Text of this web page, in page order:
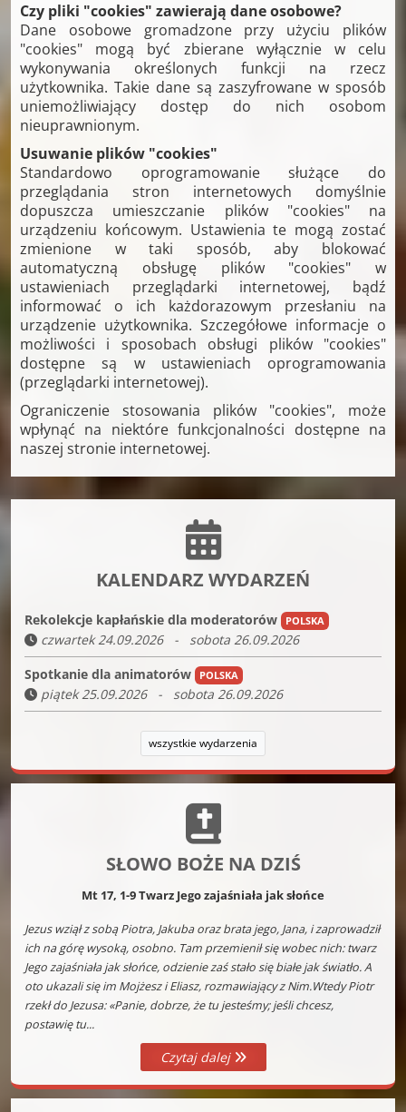
KALENDARZ WYDARZEŃ
Rekolekcje kapłańskie dla moderatorów POLSKA
czwartek 24.09.2026 - sobota 26.09.2026
Spotkanie dla animatorów
POLSKA
piątek 25.09.2026 - sobota 26.09.2026
wszystkie wydarzenia
SŁOWO BOŻE NA DZIŚ
Mt 17, 1-9 Twarz Jego zajaśniała jak słońce
Jezus wziął z sobą Piotra, Jakuba oraz brata jego, Jana, i zaprowadził
ich na górę wysoką, osobno. Tam przemienił się wobec nich: twarz
Jego zajaśniała jak słońce, odzienie zaś stało się białe jak światło. A
oto ukazali się im Mojżesz i Eliasz, rozmawiający z Nim.Wtedy Piotr
rzekł do Jezusa: «Panie, dobrze, że tu jesteśmy; jeśli chcesz,
postawię tu...
Czytaj dalej
Czy pliki "cookies" zawierają dane osobowe?
Dane osobowe gromadzone przy użyciu plików
"cookies" mogą być zbierane wyłącznie w celu
wykonywania określonych funkcji na rzecz
użytkownika. Takie dane są zaszyfrowane w sposób
uniemożliwiający dostęp do nich osobom
nieuprawnionym.
Usuwanie plików "cookies"
Standardowo oprogramowanie służące do
przeglądania stron internetowych domyślnie
dopuszcza umieszczanie plików "cookies" na
urządzeniu końcowym. Ustawienia te mogą zostać
zmienione w taki sposób, aby blokować
automatyczną obsługę plików "cookies" w
ustawieniach przeglądarki internetowej, bądź
informować o ich każdorazowym przesłaniu na
urządzenie użytkownika. Szczegółowe informacje o
możliwości i sposobach obsługi plików "cookies"
dostępne są w ustawieniach oprogramowania
(przeglądarki internetowej).
Ograniczenie stosowania plików "cookies", może
wpłynąć na niektóre funkcjonalności dostępne na
naszej stronie internetowej.